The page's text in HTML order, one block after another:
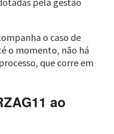
o caso de
o momento, não há
que corre em
ao